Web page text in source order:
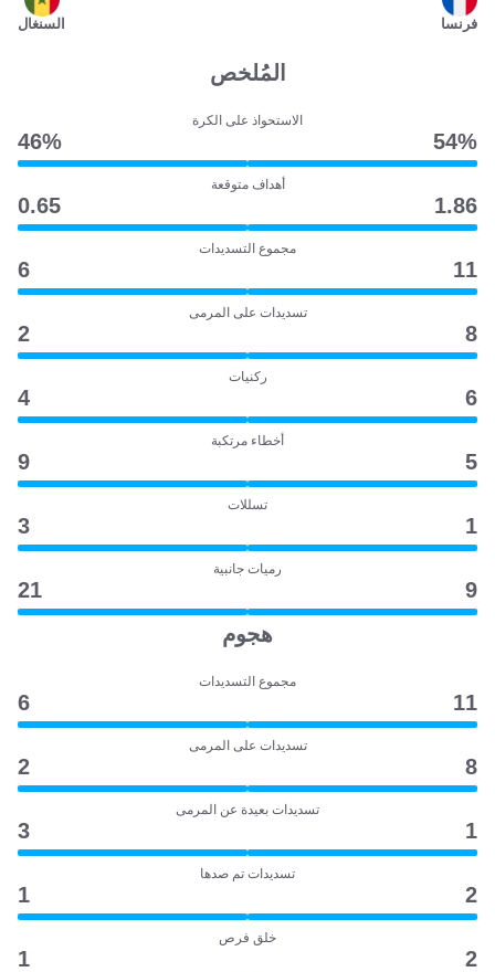
فرنسا السنغال
المُلخص
الاستحواذ على الكرة
54‎%‎
46‎%‎
أهداف متوقعة
1.86
0.65
مجموع التسديدات
11
6
تسديدات على المرمى
8
2
ركنيات
6
4
أخطاء مرتكبة
5
9
تسللات
1
3
رميات جانبية
9
21
هجوم
مجموع التسديدات
11
6
تسديدات على المرمى
8
2
تسديدات بعيدة عن المرمى
1
3
تسديدات تم صدها
2
1
خلق فرص
2
1